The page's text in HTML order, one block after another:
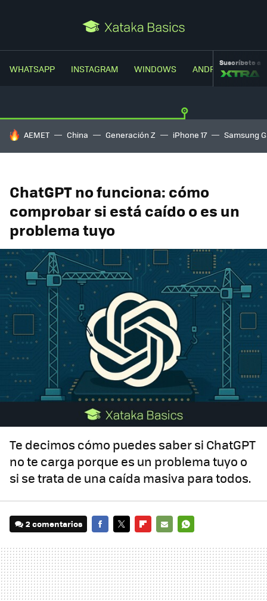
WHATSAPP INSTAGRAM WINDOWS ANDROIDSuscríbete a
HOY SE HABLA DE
AEMET China Generación Z iPhone 17 Samsung
ChatGPT no funciona: cómo
comprobar si está caído o es un
problema tuyo
Te decimos cómo puedes saber si ChatGPT
no te carga porque es un problema tuyo o
si se trata de una caída masiva para todos.
2 comentarios
MAIL